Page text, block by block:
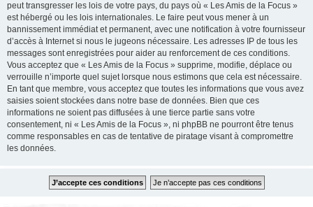
peut transgresser les lois de votre pays, du pays où « Les Amis de la Focus »
est hébergé ou les lois internationales. Le faire peut vous mener à un
bannissement immédiat et permanent, avec une notification à votre fournisseur
d’accès à Internet si nous le jugeons nécessaire. Les adresses IP de tous les
messages sont enregistrées pour aider au renforcement de ces conditions.
Vous acceptez que « Les Amis de la Focus » supprime, modifie, déplace ou
verrouille n’importe quel sujet lorsque nous estimons que cela est nécessaire.
En tant que membre, vous acceptez que toutes les informations que vous avez
saisies soient stockées dans notre base de données. Bien que ces
informations ne soient pas diffusées à une tierce partie sans votre
consentement, ni « Les Amis de la Focus », ni phpBB ne pourront être tenus
comme responsables en cas de tentative de piratage visant à compromettre
les données.